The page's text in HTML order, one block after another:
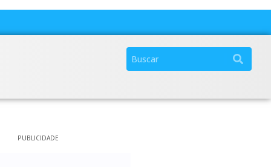
PUBLICIDADE